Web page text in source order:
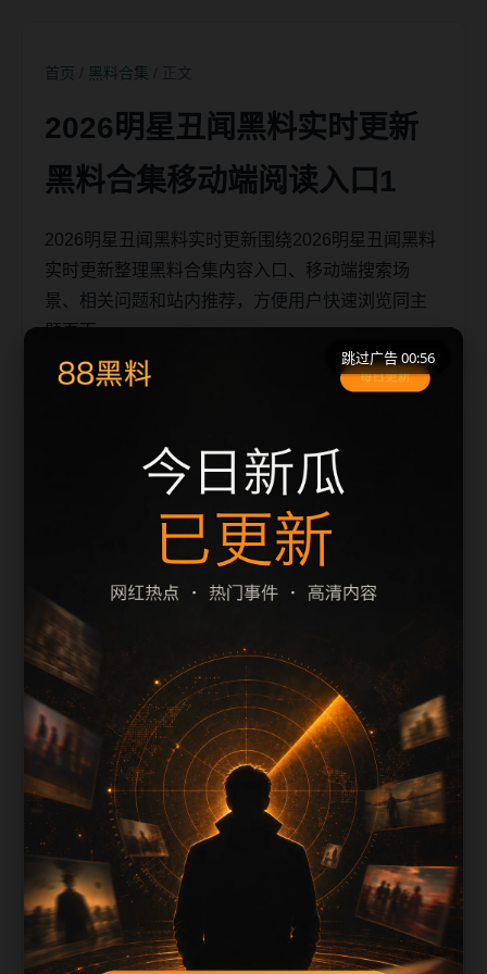
首页 黑料合集
2026明星丑闻黑料实时更新
黑料合集移动端阅读入口1
2026明星丑闻黑料实时更新围绕2026明星丑闻黑料
实时更新整理黑料合集内容入口、移动端搜索场
景、相关问题和站内推荐，方便用户快速浏览同主
题页面。
移动端搜索场景
2026明星丑闻黑料实时更新相关页面通常需要先判
断标题、摘要和栏目是否一致。本页围绕黑料合集
整理阅读入口，减少用户在手机端反复返回搜索结
果的次数。
页面保留清晰的栏目路径、站内推荐和 sitemap 入
口，方便继续浏览同主题内容。
内容归集说明
2026明星丑闻黑料实时更新会按栏目持续补充新内
容，标题、description、正文摘要和图片说明保持同
一主题，避免无关词堆砌。
后续采集或 AI 生成内容时，每篇应不少于 650 字，
跳过广告 00:56